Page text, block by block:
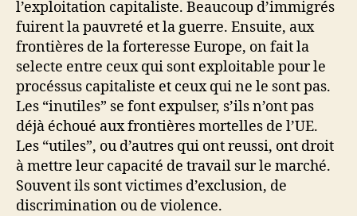
l’exploitation capitaliste. Beaucoup d’immigrés
fuirent la pauvreté et la guerre. Ensuite, aux
frontières de la forteresse Europe, on fait la
selecte entre ceux qui sont exploitable pour le
procéssus capitaliste et ceux qui ne le sont pas.
Les “inutiles” se font expulser, s’ils n’ont pas
déjà échoué aux frontières mortelles de l’UE.
Les “utiles”, ou d’autres qui ont reussi, ont droit
à mettre leur capacité de travail sur le marché.
Souvent ils sont victimes d’exclusion, de
discrimination ou de violence.